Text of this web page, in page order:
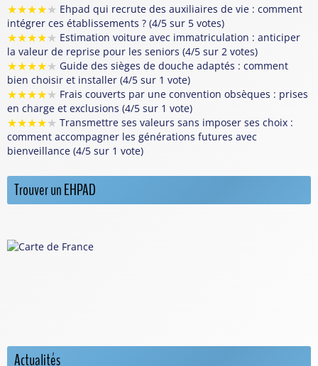
★★★★★ Ehpad qui recrute des auxiliaires de vie : comment
intégrer ces établissements ? (4/5 sur 5 votes)
★★★★★ Estimation voiture avec immatriculation : anticiper
la valeur de reprise pour les seniors (4/5 sur 2 votes)
★★★★★ Guide des sièges de douche adaptés : comment
bien choisir et installer (4/5 sur 1 vote)
★★★★★ Frais couverts par une convention obsèques : prises
en charge et exclusions (4/5 sur 1 vote)
★★★★★ Transmettre ses valeurs sans imposer ses choix :
comment accompagner les générations futures avec
bienveillance (4/5 sur 1 vote)
Trouver un EHPAD
Actualités